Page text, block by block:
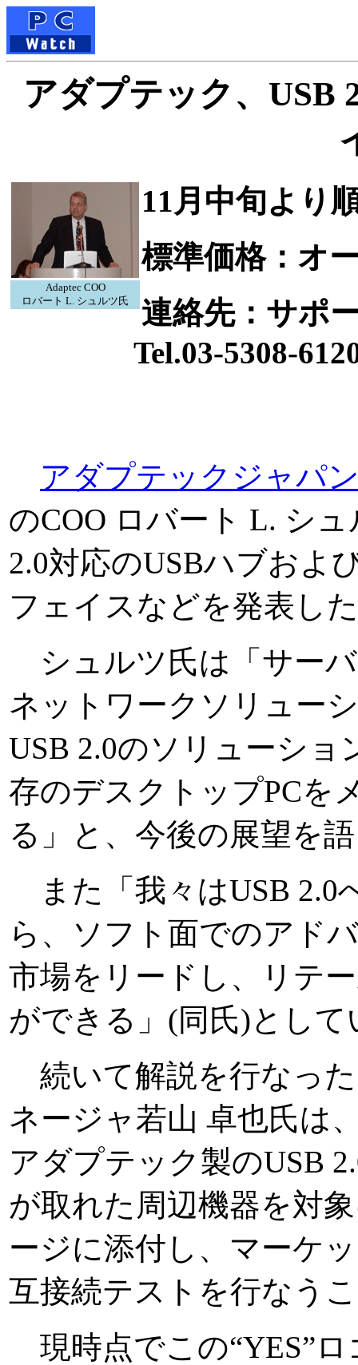
アダプテック、USB
Adaptec COO
ロバート L. シュルツ氏
11月中旬より
標準価格：オ
連絡先：サポ
Tel.03-5308-
アダプテックジャパ
のCOO ロバート L. シ
2.0対応のUSBハブおよ
フェイスなどを発表し
シュルツ氏は「サー
ネットワークソリュー
USB 2.0のソリューシ
存のデスクトップPCを
る」と、今後の展望を
また「我々はUSB 2.0
ら、ソフト面でのアド
市場をリードし、リテ
ができる」(同氏)として
続いて解説を行なっ
ネージャ若山 卓也氏は
アダプテック製のUSB
が取れた周辺機器を対
ージに添付し、マーケ
互接続テストを行なう
現時点でこの“YES”